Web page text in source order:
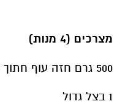
מצרכים (4 מנות)
500 גרם חזה עוף חתוך לקוביות/רצועות
1 בצל גדול